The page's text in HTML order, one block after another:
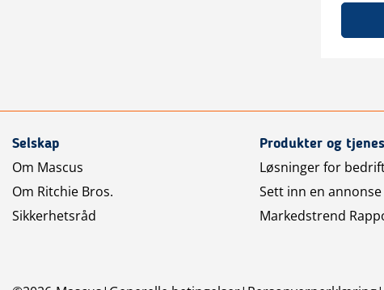
Selskap
Om Mascus
Om Ritchie Bros.
Sikkerhetsråd
Produkter og
Løsninger for
Sett inn en annonse
Markedstrend